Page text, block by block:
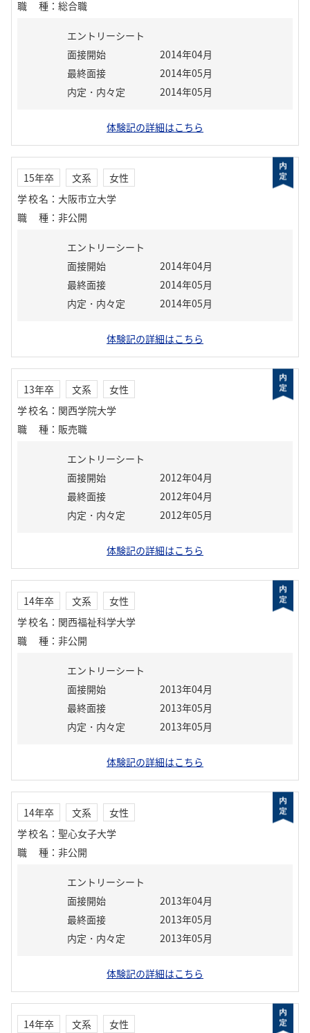
職種 ： 総合職
エントリーシート
面接開始
2014年04月
最終面接
2014年05月
内定・内々定
2014年05月
体験記の詳細はこちら
15年卒 文系
女性
学校名 ： 大阪市立大学
職種 ： 非公開
エントリーシート
面接開始
2014年04月
最終面接
2014年05月
内定・内々定
2014年05月
体験記の詳細はこちら
13年卒 文系
女性
学校名 ： 関西学院大学
職種 ： 販売職
エントリーシート
面接開始
2012年04月
最終面接
2012年04月
内定・内々定
2012年05月
体験記の詳細はこちら
14年卒 文系
女性
学校名 ： 関西福祉科学大学
職種 ： 非公開
エントリーシート
面接開始
2013年04月
最終面接
2013年05月
内定・内々定
2013年05月
体験記の詳細はこちら
14年卒 文系
女性
学校名 ： 聖心女子大学
職種 ： 非公開
エントリーシート
面接開始
2013年04月
最終面接
2013年05月
内定・内々定
2013年05月
体験記の詳細はこちら
14年卒 文系
女性